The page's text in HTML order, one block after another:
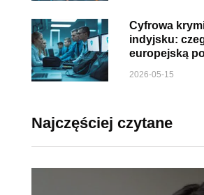
Cyfrowa
indyjsku:
europejską
2026-05-15
Najczęściej czytane